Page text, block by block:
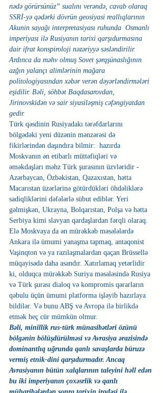
nədə görürsünüz” sualını verəndə, cavab olaraq
SSRİ-yə qədərki dövrün geosiyasi reallıqlarının
Akunin sayağı interpretasiyası ruhunda  Osmanlı
imperiyası ilə Rusiyanın tarixi qarşıdurmasına
dair ifrat konspiroloji nəzəriyyə səsləndirilir.
Ardınca da məhv olmuş Sovet şərqşünaslığının
azğın yalançı alimlərinin mağara
politologiyasından xəbər verən dəyərləndirmələri
eşidilir. Bəli, söhbət Baqdasarovdan,
Jirinovskidən və sair siyasiləşmiş cəfəngiyatdan
gedir.
Türk qəsdinin Rusiyadakı tərəfdarlarını
bölgədəki yeni düzənin mənzərəsi də
fikirlərindən daşındıra bilmir:  hazırda
Moskvanın ən etibarlı müttəfiqləri və
əməkdaşları məhz Türk şurasının üzvləridir -
Azərbaycan, Özbəkistan, Qazaxıstan, hətta
Macarıstan üzərlərinə götürdükləri öhdəliklərə
sadiqliklərini dəfələrlə sübut ediblər. Yeri
gəlmişkən, Ukrayna, Bolqarıstan, Polşa və hətta
Serbiya kimi slavyan qardaşlardan fərqli olaraq.
Elə Moskvaya da ən mürəkkəb məsələlərdə
Ankara ilə ümumi yanaşma tapmaq, antaqonist
Vaşinqton və ya razılaşmalardan qaçan Brüssellə
müqayisədə daha asandır. Xatırlamaq yetərlidir
ki, olduqca mürəkkəb Suriya məsələsində Rusiya
və Türk şurası dialoq və kompromis qərarların
qəbulu üçün ümumi platforma işləyib hazırlaya
bildilər. Və bunu ABŞ və Avropa ilə birlikdə
etmək heç cür mümkün olmur.
Bəli, minillik rus-türk münasibətləri özünü
bölgənin bölüşdürülməsi və Avrasiya ərazisində
dominantlıq uğrunda qanlı savaşlarda büruzə
vermiş etnik-dini qarşıdurmadır. Ancaq
Avrasiyanın bütün xalqlarının taleyini həll edən
bu iki imperiyanın çoxəsrlik və qanlı